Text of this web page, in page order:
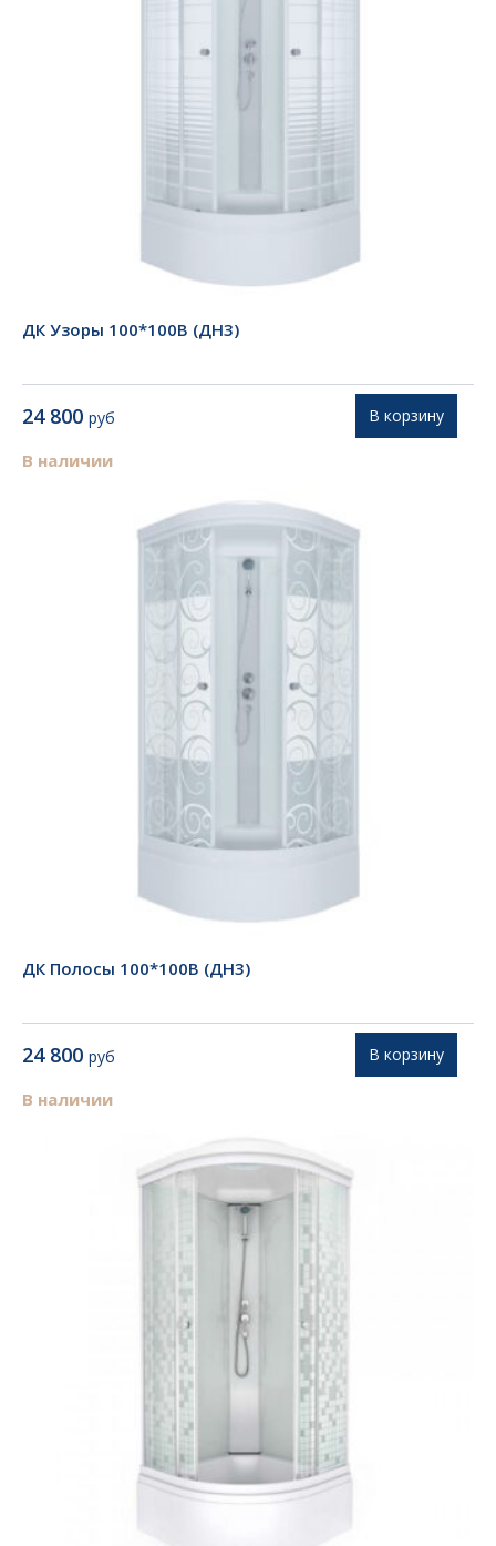
ДК Узоры 100*100В (ДН3)
24 800 руб
В наличии
В корзину
ДК Полосы 100*100В (ДН3)
24 800 руб
В наличии
В корзину